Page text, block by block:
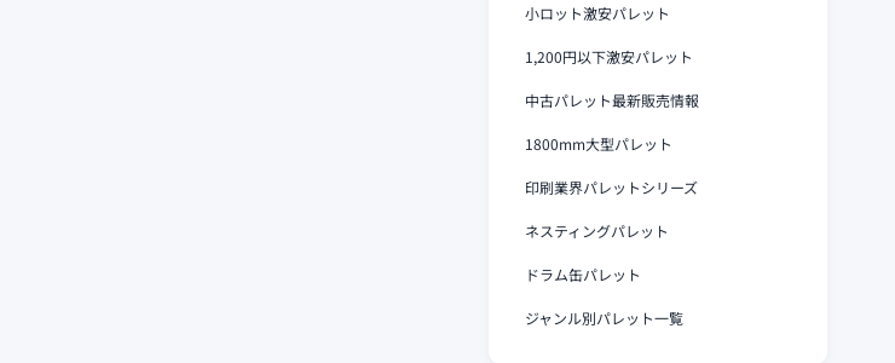
小ロット激安パレット
1,200円以下激安パレット
中古パレット最新販売情報
1800mm大型パレット
印刷業界パレットシリーズ
ネスティングパレット
ドラム缶パレット
ジャンル別パレット一覧